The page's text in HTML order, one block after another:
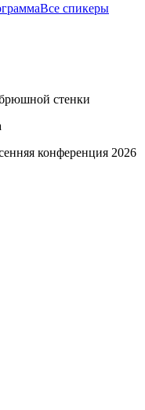
Все спикеры
стенки
конференция 2026